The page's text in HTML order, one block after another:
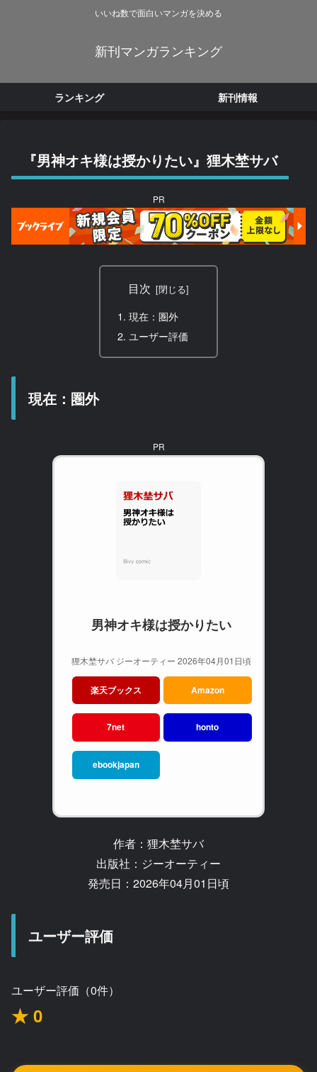
いいね数で面白いマンガを決める
新刊マンガランキング
ランキング 新刊情報
『男神オキ様は授かりたい』狸木埜サバ
PR
目次
現在：圏外
ユーザー評価
現在：圏外
PR
男神オキ様は授かりたい
狸木埜サバ ジーオーティー 2026年04月01日頃
楽天ブックス Amazon
7net honto
ebookjapan
作者：狸木埜サバ
出版社：ジーオーティー
発売日：2026年04月01日頃
ユーザー評価
ユーザー評価（0件）
★ 0